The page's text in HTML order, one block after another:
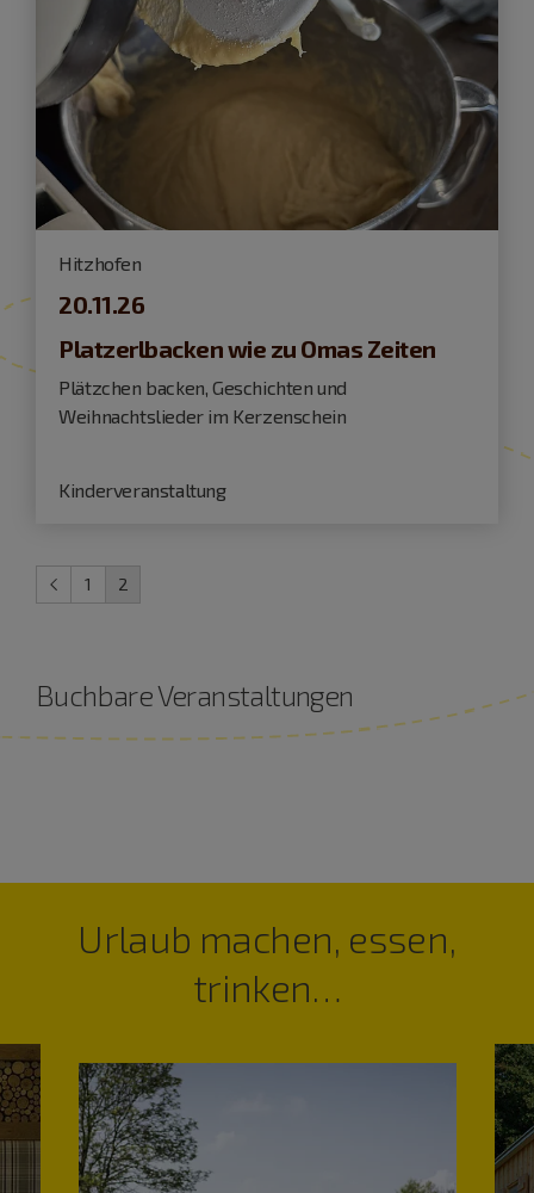
Hitzhofen
20.11.26
Platzerlbacken wie zu Omas Zeiten
Plätzchen backen, Geschichten und
Weihnachtslieder im Kerzenschein
Kinderveranstaltung
1 2
Buchbare Veranstaltungen
Urlaub machen, essen,
trinken…